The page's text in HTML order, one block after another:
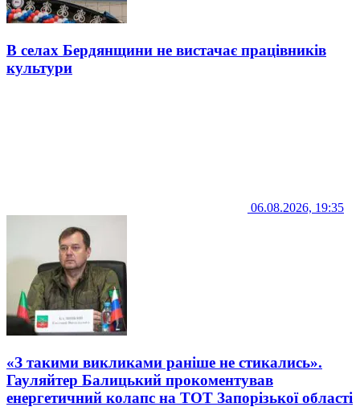
В селах Бердянщини не вистачає працівників
культури
06.08.2026, 19:35
«З такими викликами раніше не стикались».
Гауляйтер Балицький прокоментував
енергетичний колапс на ТОТ Запорізької області